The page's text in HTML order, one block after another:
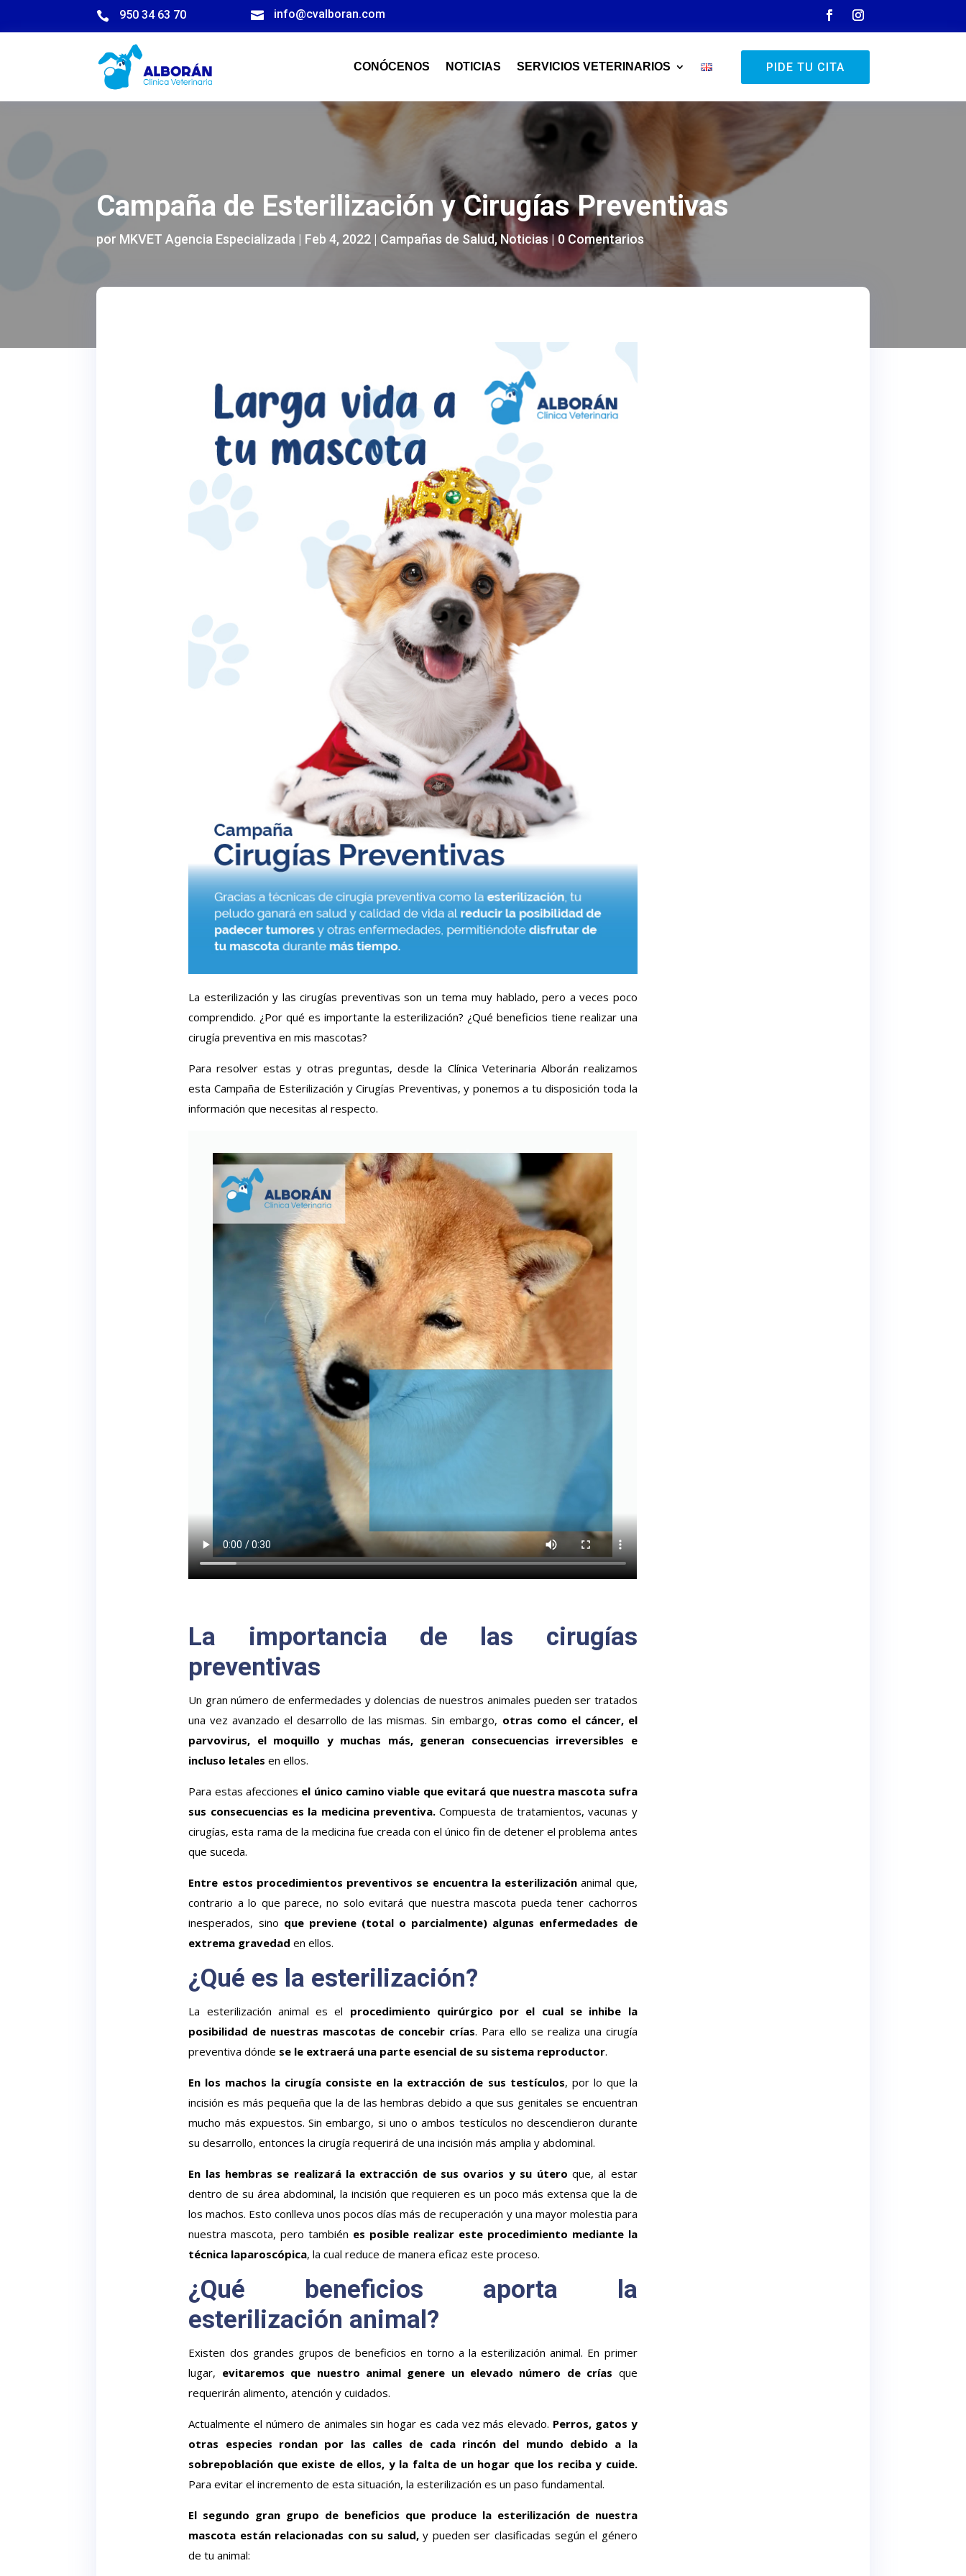
 950 34 63 70  info@cvalboran.com
CONÓCENOS NOTICIAS SERVICIOS VETERINARIOS PIDE TU CITA
Campaña de Esterilización y Cirugías Preventivas
por MKVET Agencia Especializada | Feb 4, 2022 | Campañas de Salud, Noticias|0 Comentarios
La esterilización y las cirugías preventivas son un tema muy hablado, pero a veces poco
comprendido. ¿Por qué es importante la esterilización? ¿Qué beneficios tiene realizar una
cirugía preventiva en mis mascotas?
Para resolver estas y otras preguntas, desde la Clínica Veterinaria Alborán realizamos
esta Campaña de Esterilización y Cirugías Preventivas, y ponemos a tu disposición toda la
información que necesitas al respecto.
La importancia de las cirugías
preventivas
Un gran número de enfermedades y dolencias de nuestros animales pueden ser tratados
una vez avanzado el desarrollo de las mismas. Sin embargo, otras como el cáncer, el
parvovirus, el moquillo y muchas más, generan consecuencias irreversibles e
incluso letales en ellos.
Para estas afecciones el único camino viable que evitará que nuestra mascota sufra
sus consecuencias es la medicina preventiva.Compuesta de tratamientos, vacunas y
cirugías, esta rama de la medicina fue creada con el único fin de detener el problema antes
que suceda.
Entre estos procedimientos preventivos se encuentra la esterilización animal que,
contrario a lo que parece, no solo evitará que nuestra mascota pueda tener cachorros
inesperados, sino que previene (total o parcialmente) algunas enfermedades de
extrema gravedad en ellos.
¿Qué es la esterilización?
La esterilización animal es el procedimiento quirúrgico por el cual se inhibe la
posibilidad de nuestras mascotas de concebir crías. Para ello se realiza una cirugía
preventiva dónde se le extraerá una parte esencial de su sistema reproductor.
En los machos la cirugía consiste en la extracción de sus testículos, por lo que la
incisión es más pequeña que la de las hembras debido a que sus genitales se encuentran
mucho más expuestos. Sin embargo, si uno o ambos testículos no descendieron durante
su desarrollo, entonces la cirugía requerirá de una incisión más amplia y abdominal.
En las hembras se realizará la extracción de sus ovarios y su útero que, al estar
dentro de su área abdominal, la incisión que requieren es un poco más extensa que la de
los machos. Esto conlleva unos pocos días más de recuperación y una mayor molestia para
nuestra mascota, pero también es posible realizar este procedimiento mediante la
técnica laparoscópica, la cual reduce de manera eficaz este proceso.
¿Qué beneficios aporta la
esterilización animal?
Existen dos grandes grupos de beneficios en torno a la esterilización animal. En primer
lugar, evitaremos que nuestro animal genere un elevado número de crías que
requerirán alimento, atención y cuidados.
Actualmente el número de animales sin hogar es cada vez más elevado. Perros, gatos y
otras especies rondan por las calles de cada rincón del mundo debido a la
sobrepoblación que existe de ellos, y la falta de un hogar que los reciba y cuide.
Para evitar el incremento de esta situación, la esterilización es un paso fundamental.
El segundo gran grupo de beneficios que produce la esterilización de nuestra
mascota están relacionadas con su salud,y pueden ser clasificadas según el género
de tu animal: